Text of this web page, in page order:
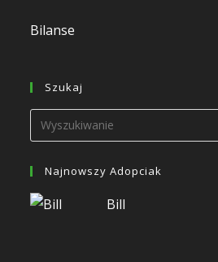
Bilanse
Szukaj
Najnowszy Adopciak
Bill